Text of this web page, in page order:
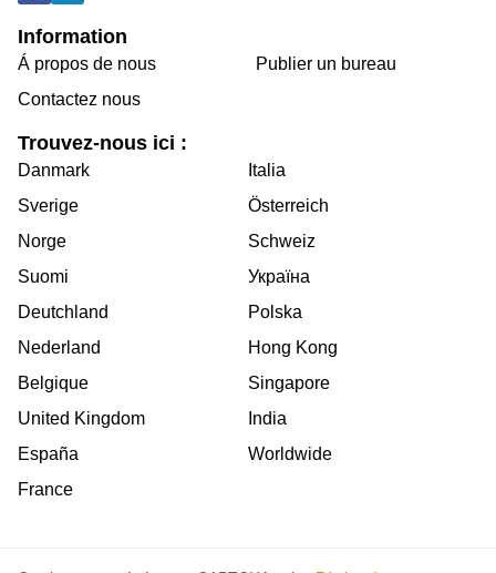
Information
Á propos de nous
Contactez nous
Publier un bureau
Trouvez-nous ici :
Danmark
Sverige
Norge
Suomi
Deutchland
Nederland
Belgique
United Kingdom
España
France
Italia
Österreich
Schweiz
Україна
Polska
Hong Kong
Singapore
India
Worldwide